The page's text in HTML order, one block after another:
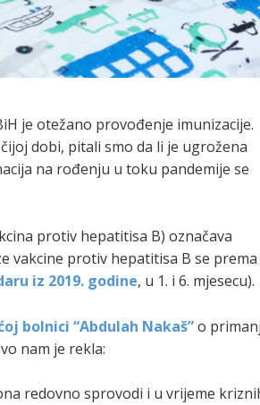
je otežano provođenje imunizacije.
dobi, pitali smo da li je ugrožena
na rođenju u toku pandemije se
protiv hepatitisa B) označava
vakcine protiv hepatitisa B se prema
iz 2019. godine, u 1. i 6. mjesecu).
bolnici “Abdulah Nakaš”o
nam je rekla:
redovno sprovodi i u vrijeme